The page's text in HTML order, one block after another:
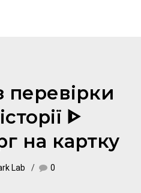
перевірки
ᐈ
на картку
Lab 0